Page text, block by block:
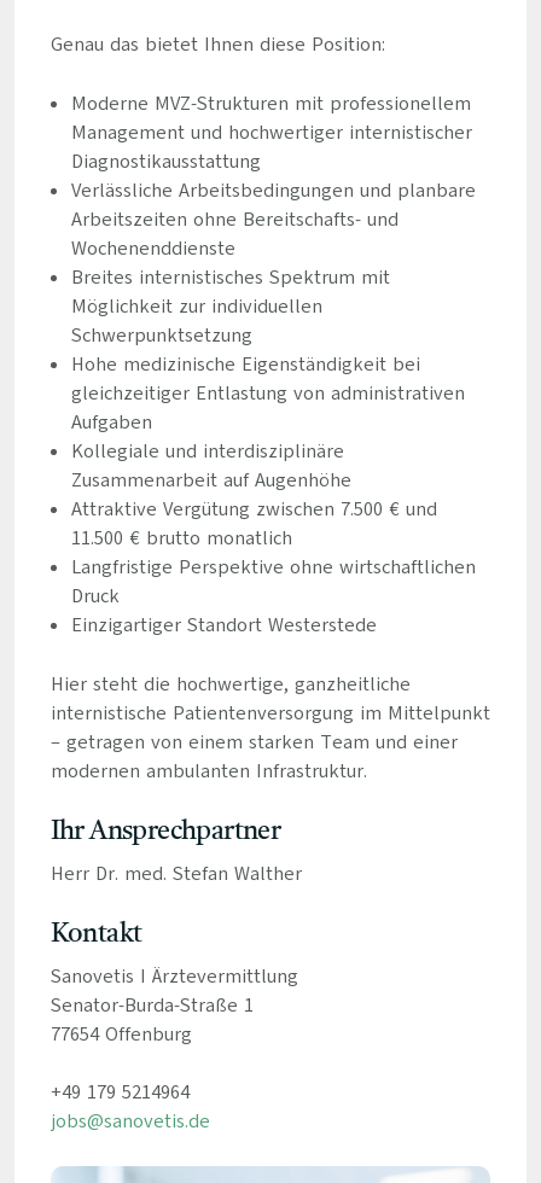
Genau das bietet Ihnen diese Position:
Moderne MVZ-Strukturen mit professionellem
Management und hochwertiger internistischer
Diagnostikausstattung
Verlässliche Arbeitsbedingungen und planbare
Arbeitszeiten ohne Bereitschafts- und
Wochenenddienste
Breites internistisches Spektrum mit
Möglichkeit zur individuellen
Schwerpunktsetzung
Hohe medizinische Eigenständigkeit bei
gleichzeitiger Entlastung von administrativen
Aufgaben
Kollegiale und interdisziplinäre
Zusammenarbeit auf Augenhöhe
Attraktive Vergütung zwischen 7.500 € und
11.500 € brutto monatlich
Langfristige Perspektive ohne wirtschaftlichen
Druck
Einzigartiger Standort Westerstede
Hier steht die hochwertige, ganzheitliche
internistische Patientenversorgung im Mittelpunkt
– getragen von einem starken Team und einer
modernen ambulanten Infrastruktur.
Ihr Ansprechpartner
Herr Dr. med. Stefan Walther
Kontakt
Sanovetis I Ärztevermittlung
Senator-Burda-Straße 1
77654 Offenburg
+49 179 5214964
jobs@sanovetis.de